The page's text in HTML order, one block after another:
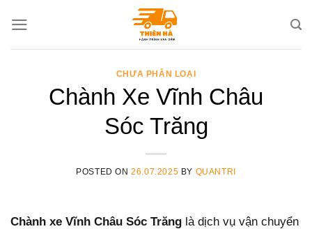
CHƯA PHÂN LOẠI
Chành Xe Vĩnh Châu
Sóc Trăng
POSTED ON26.07.2025 BY QUANTRI
Chành xe Vĩnh Châu Sóc Trăng là dịch vụ vận chuyển